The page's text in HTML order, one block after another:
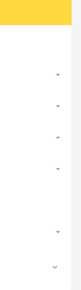





